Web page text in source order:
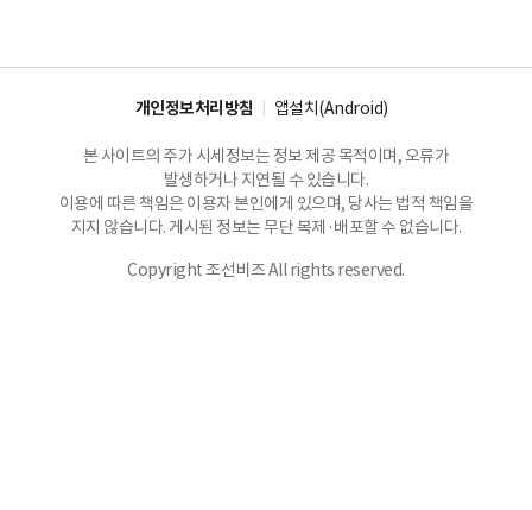
개인정보처리방침 앱설치(Android)
본 사이트의 주가 시세정보는 정보 제공 목적이며, 오류가
발생하거나 지연될 수 있습니다.
이용에 따른 책임은 이용자 본인에게 있으며, 당사는 법적 책임을
지지 않습니다. 게시된 정보는 무단 복제·배포할 수 없습니다.
Copyright 조선비즈 All rights reserved.